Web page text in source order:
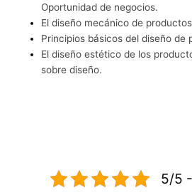
Oportunidad de negocios.
El diseño mecánico de
Principios básicos del diseño de
El diseño estético de los
sobre diseño.
5/5